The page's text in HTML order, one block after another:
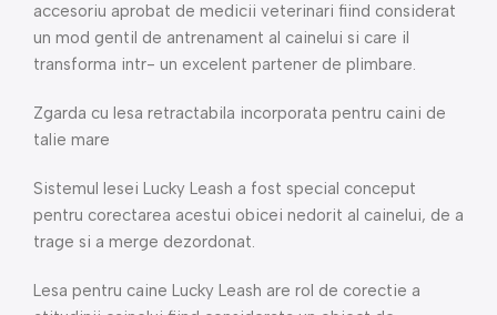
accesoriu aprobat de medicii veterinari fiind considerat
un mod gentil de antrenament al cainelui si care il
transforma intr- un excelent partener de plimbare.
Zgarda cu lesa retractabila incorporata pentru caini de
talie mare
Sistemul lesei Lucky Leash a fost special conceput
pentru corectarea acestui obicei nedorit al cainelui, de a
trage si a merge dezordonat.
Lesa pentru caine Lucky Leash are rol de corectie a